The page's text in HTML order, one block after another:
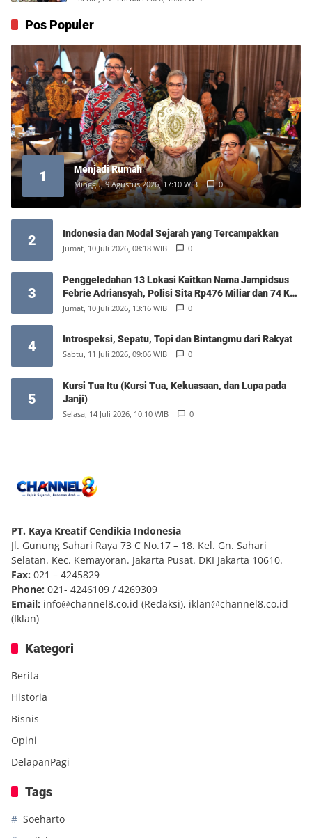
Pos Populer
1 Menjadi Rumah
Minggu, 9 Agustus 2026, 17:10 WIB 0
2 Indonesia dan Modal Sejarah yang Tercampakkan
Jumat, 10 Juli 2026, 08:18 WIB 0
3
Penggeledahan 13 Lokasi Kaitkan Nama Jampidsus
Febrie Adriansyah, Polisi Sita Rp476 Miliar dan 74 Kg
Emas
Jumat, 10 Juli 2026, 13:16 WIB 0
4 Introspeksi, Sepatu, Topi dan Bintangmu dari Rakyat
Sabtu, 11 Juli 2026, 09:06 WIB 0
5
Kursi Tua Itu (Kursi Tua, Kekuasaan, dan Lupa pada
Janji)
Selasa, 14 Juli 2026, 10:10 WIB 0
PT. Kaya Kreatif Cendikia Indonesia
Jl. Gunung Sahari Raya 73 C No.17 – 18. Kel. Gn. Sahari
Selatan. Kec. Kemayoran. Jakarta Pusat. DKI Jakarta 10610.
Fax: 021 – 4245829
Phone: 021- 4246109 / 4269309
Email: info@channel8.co.id (Redaksi), iklan@channel8.co.id
(Iklan)
Kategori
Berita
Historia
Bisnis
Opini
DelapanPagi
Tags
Soeharto